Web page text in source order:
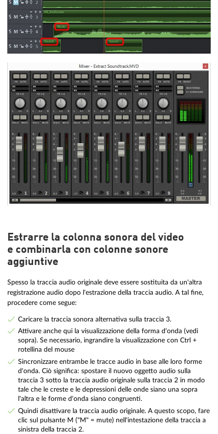
Estrarre la colonna sonora del video
e combinarla con colonne sonore
aggiuntive
Spesso la traccia audio originale deve essere sostituita da un'altra
registrazione audio dopo l'estrazione della traccia audio. A tal fine,
procedere come segue:
Caricare la traccia sonora alternativa sulla traccia 3.
Attivare anche qui la visualizzazione della forma d'onda (vedi
sopra). Se necessario, ingrandire la visualizzazione con Ctrl +
rotellina del mouse
Sincronizzare entrambe le tracce audio in base alle loro forme
d'onda. Ciò significa: spostare il nuovo oggetto audio sulla
traccia 3 sotto la traccia audio originale sulla traccia 2 in modo
tale che le creste e le depressioni delle onde siano una sopra
l'altra e le forme d'onda siano congruenti.
Quindi disattivare la traccia audio originale. A questo scopo, fare
clic sul pulsante M ("M" = mute) nell'intestazione della traccia a
sinistra della traccia 2.